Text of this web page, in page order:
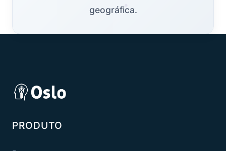
geográfica.
PRODUTO